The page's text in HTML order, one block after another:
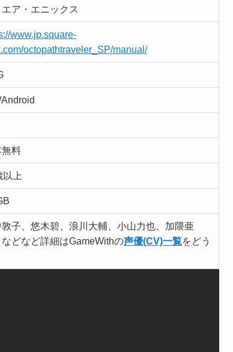
エア・エニックス
www.jp.square-
octopathtraveler_SP/manual/
料
以上
敦子、悠木碧、浪川大輔、小山力也、加隈亜
どなど詳細はGameWithの声優(CV)一覧をどう